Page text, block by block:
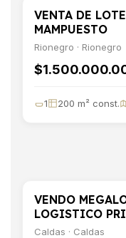
VENTA
VENTA DE
MAMPUESTO
Rionegro · Rionegro
1 200 m² const.
VENTA
VENDO
LOGISTICO
Caldas · Caldas